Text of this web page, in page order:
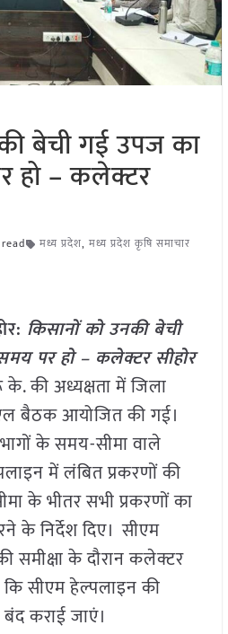
बेची गई उपज का
हो – कलेक्टर
मध्य प्रदेश, मध्य प्रदेश कृषि समाचार
किसानों को उनकी बेची
पर हो – कलेक्टर सीहोर
की अध्यक्षता में जिला
बैठक आयोजित की गई।
के समय-सीमा वाले
में लंबित प्रकरणों की
के भीतर सभी प्रकरणों का
के निर्देश दिए। सीएम
समीक्षा के दौरान कलेक्टर
सीएम हेल्पलाइन की
कराई जाएं।